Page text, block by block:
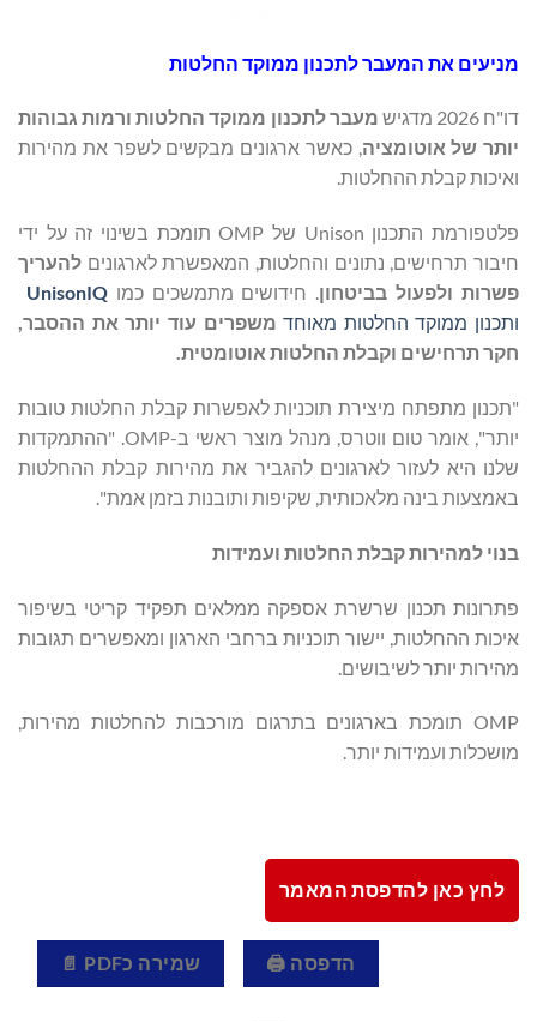
מניעים את המעבר לתכנון ממוקד החלטות
דו"ח 2026 מדגיש
מעבר לתכנון ממוקד החלטות ורמות גבוהות
יותר של אוטומציה, כאשר ארגונים מבקשים לשפר את מהירות
ואיכות קבלת ההחלטות.
פלטפורמת התכנון Unison של OMP תומכת בשינוי זה על ידי
חיבור תרחישים, נתונים והחלטות, המאפשרת לארגונים להעריך
פשרות ולפעול בביטחון. חידושים מתמשכים כמוUnisonIQ
ותכנון ממוקד החלטות מאוחד משפרים עוד יותר את ההסבר,
חקר תרחישים וקבלת החלטות אוטומטית.
"תכנון מתפתח מיצירת תוכניות לאפשרות קבלת החלטות טובות
יותר", אומר טום ווטרס, מנהל מוצר ראשי ב-OMP. "ההתמקדות
שלנו היא לעזור לארגונים להגביר את מהירות קבלת ההחלטות
באמצעות בינה מלאכותית, שקיפות ותובנות בזמן אמת".
בנוי למהירות קבלת החלטות ועמידות
פתרונות תכנון שרשרת אספקה ​​ממלאים תפקיד קריטי בשיפור
איכות ההחלטות, יישור תוכניות ברחבי הארגון ומאפשרים תגובות
מהירות יותר לשיבושים.
OMP תומכת בארגונים בתרגום מורכבות להחלטות מהירות,
מושכלות ועמידות יותר.
לחץ כאן להדפסת המאמר
הדפסה 🖨 שמירה כPDF 📄